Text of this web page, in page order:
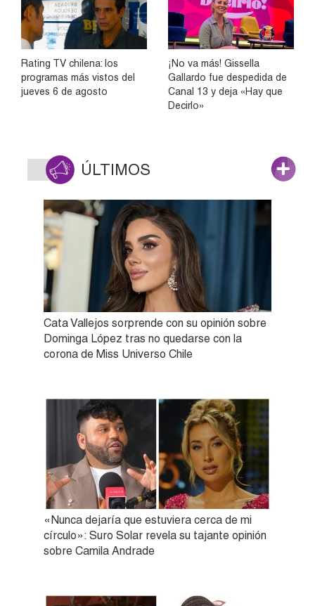
Rating TV chilena: los
programas más vistos del
jueves 6 de agosto
¡No va más! Gissella
Gallardo fue despedida de
Canal 13 y deja «Hay que
Decirlo»
ÚLTIMOS
Cata Vallejos sorprende con su opinión sobre
Dominga López tras no quedarse con la
corona de Miss Universo Chile
«Nunca dejaría que estuviera cerca de mi
círculo»: Suro Solar revela su tajante opinión
sobre Camila Andrade